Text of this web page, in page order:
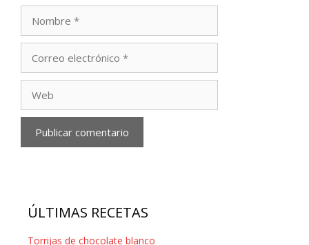
electrónico
ÚLTIMAS RECETAS
Torrijas de chocolate blanco